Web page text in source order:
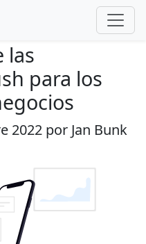
las
para los
2022 por Jan Bunk